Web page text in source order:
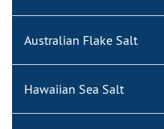
Australian Flake Salt
Hawaiian Sea Salt